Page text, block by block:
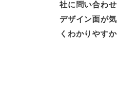
社に問い合わ
デザイン面が
くわかりやす